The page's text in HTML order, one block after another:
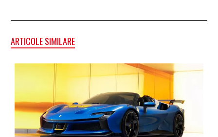
ARTICOLE SIMILARE